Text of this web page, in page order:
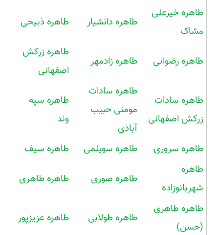
طاهره خیرعلی
مشاک
طاهره دانشیار طاهره ذبیحی
طاهره رضوانی طاهره زادمهر
طاهره زرکش
اصفهانی
طاهره سادات
زرکش اصفهانی
طاهره سادات
مومنی حبیب
آبادی
طاهره سپه
وند
طاهره سروری طاهره سویلمی
طاهره سیف
طاهره
شهربانوزاده
طاهره صوری طاهره طاهری
طاهره طاهری
(حسن)
طاهره طولابی طاهره عزیزپور